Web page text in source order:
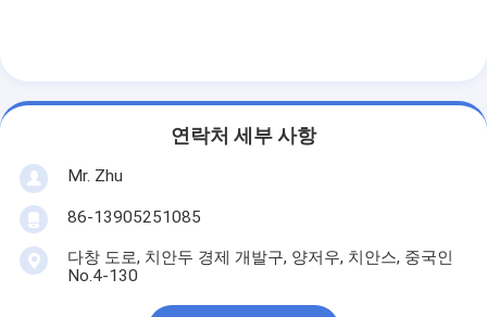
연락처 세부 사항
Mr. Zhu
86-13905251085
다창 도로, 치안두 경제 개발구, 양저우, 치안스, 중국인
No.4-130